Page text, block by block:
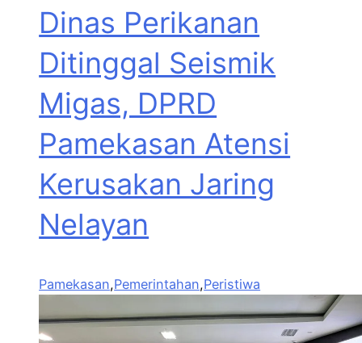
Dinas Perikanan
Ditinggal Seismik
Migas, DPRD
Pamekasan Atensi
Kerusakan Jaring
Nelayan
Pamekasan,Pemerintahan,Peristiwa